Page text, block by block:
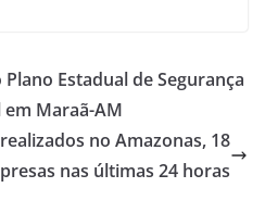
Estadual de Segurança
em Maraã-AM
no Amazonas, 18
nas últimas 24 horas